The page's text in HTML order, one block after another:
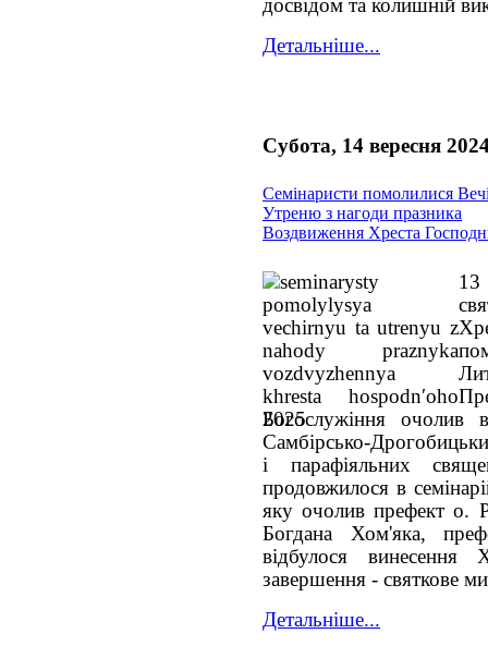
досвідом та колишній
Детальніше...
Субота, 14 вересня
Семінаристи помолилися
Утреню з нагоди празника
Воздвиження Хреста
13
Богослужіння очолив
Самбірсько-
і парафіяльних
продовжилося в
яку очолив префект о.
Богдана Хом'яка,
відбулося
завершення - святкове
Детальніше...